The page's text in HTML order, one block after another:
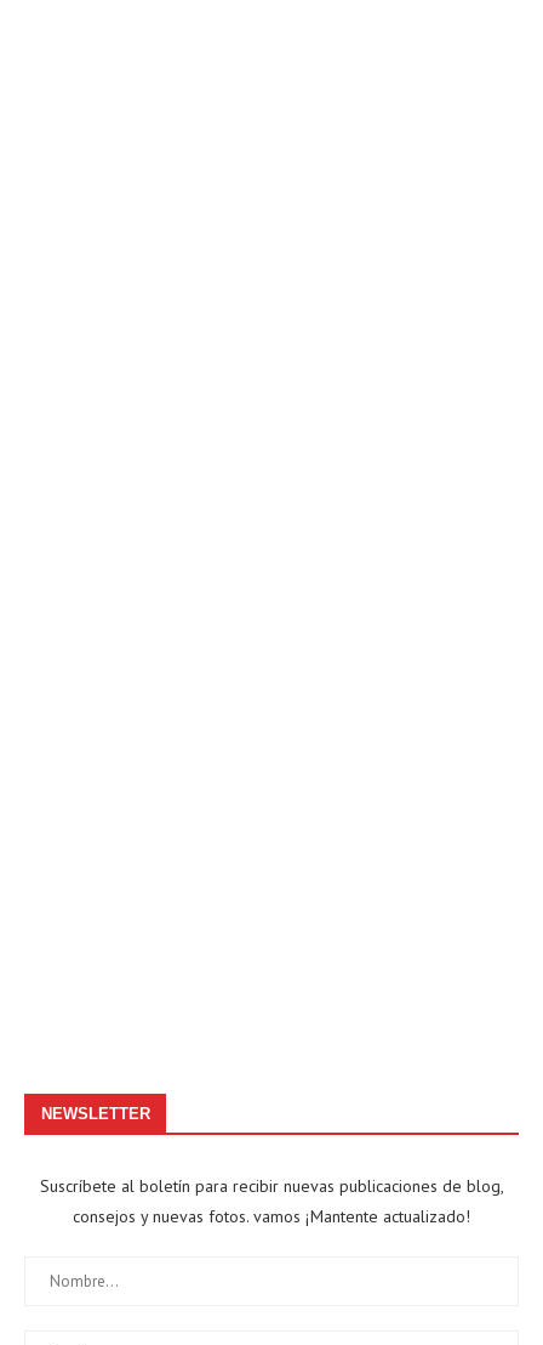
NEWSLETTER
Suscríbete al boletín para recibir nuevas publicaciones de blog,
consejos y nuevas fotos. vamos ¡Mantente actualizado!